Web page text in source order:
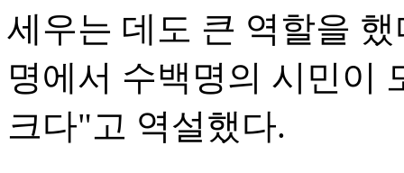
세우는 데도 큰 역할을
명에서 수백명의 시민이
크다"고 역설했다.